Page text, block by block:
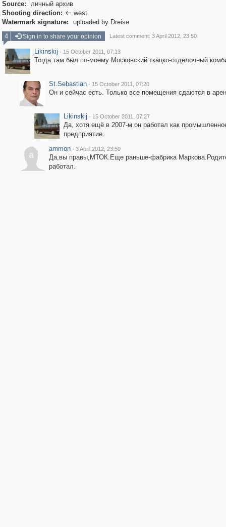
Source:
личный архив
Shooting direction:  west
Watermark signature:
uploaded by Dreise
4
Sign in to share your opinion Latest comment: 3 April 2012, 23:50
Likinskij · 15 October 2011, 07:13
Тогда там был по-моему Московский ткацко-отделочный
St.Sebastian · 15 October 2011, 07:20
Он и сейчас есть. Только все помещения сдаются в
Likinskij · 15 October 2011, 07:27
Да, хотя ещё в 2007-м он работал как
предприятие.
a
ammon · 3 April 2012, 23:50
Да,вы правы,МТОК.Еще раньше-фабрика
работал.